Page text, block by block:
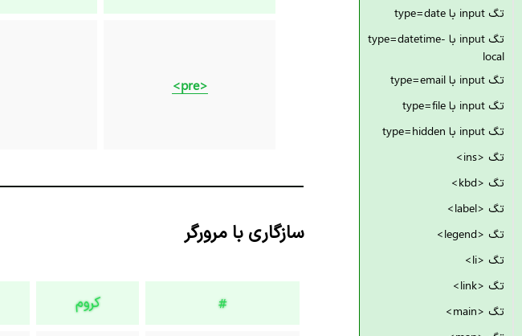
<pre>
سازگاری با مرورگر
# کروم
تگ input با type=date
تگ input با type=datetime-
local
تگ input با type=email
تگ input با type=file
تگ input با type=hidden
تگ <ins>
تگ <kbd>
تگ <label>
تگ <legend>
تگ <li>
تگ <link>
تگ <main>